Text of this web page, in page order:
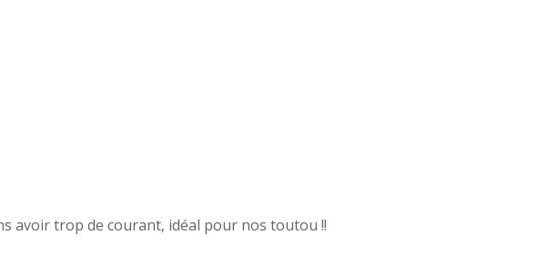
avoir trop de courant, idéal pour nos toutou !!